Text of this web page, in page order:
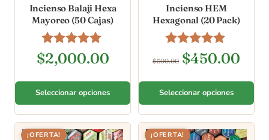
Incienso Balaji Hexa
Mayoreo (50 Cajas)
Valorado en
5.00
$2,000.00
Seleccionar opciones
Incienso HEM
Hexagonal (20 Pack)
Valorado en
5.00
$500.00 $450.00
Seleccionar opciones
¡OFERTA! ¡OFERTA!